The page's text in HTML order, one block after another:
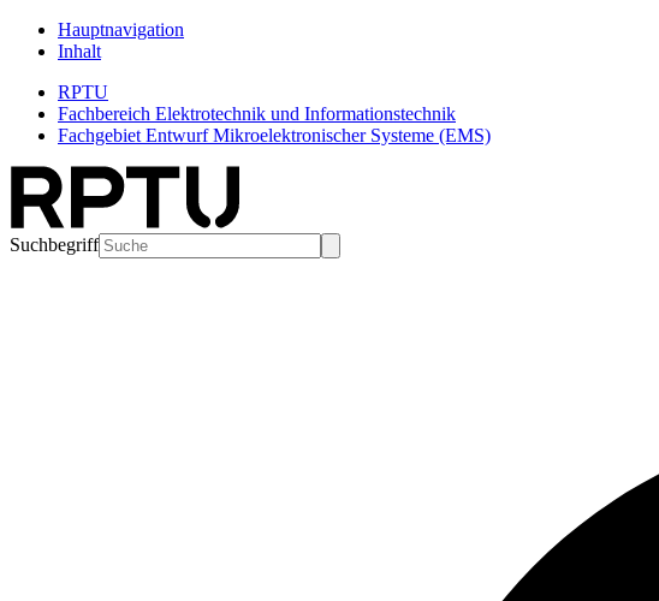
Hauptnavigation
Inhalt
RPTU
Fachbereich Elektrotechnik und Informationstechnik
Fachgebiet Entwurf Mikroelektronischer Systeme (EMS)
Suchbegriff